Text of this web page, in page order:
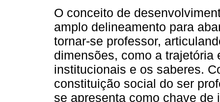
O conceito de
amplo delineamento para
tornar-se professor,
dimensões, como a
institucionais e os saberes.
constituição social do ser
se apresenta como chave